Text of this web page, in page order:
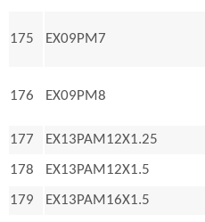
175 EX09PM7
176 EX09PM8
177
EX13PAM12X1.25
178
EX13PAM12X1.5
179
EX13PAM16X1.5